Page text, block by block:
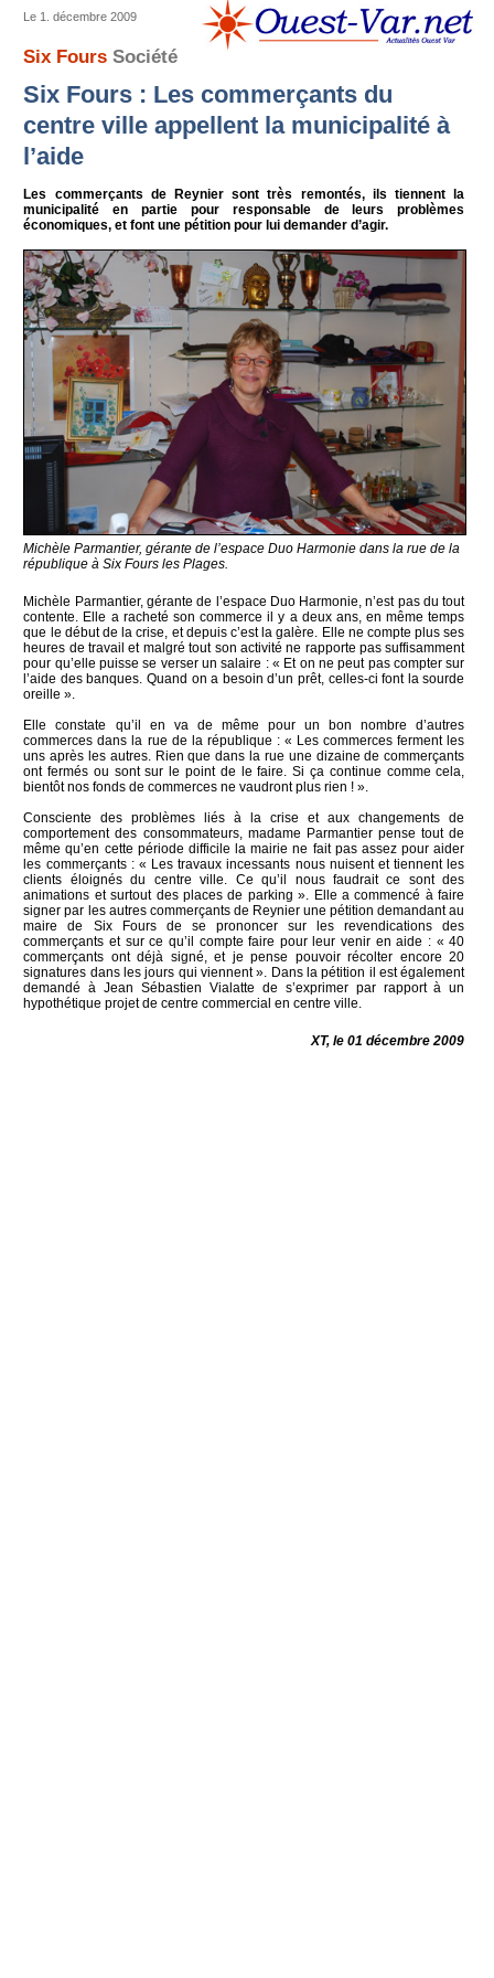
Le 1. décembre 2009
Six FoursSociété
Six Fours : Les commerçants du
centre ville appellent la municipalité à
l’aide
Les commerçants de Reynier sont très remontés, ils tiennent la
municipalité en partie pour responsable de leurs problèmes
économiques, et font une pétition pour lui demander d’agir.
Michèle Parmantier, gérante de l’espace Duo Harmonie dans la rue de la
république à Six Fours les Plages.
Michèle Parmantier, gérante de l’espace Duo Harmonie, n’est pas du tout
contente. Elle a racheté son commerce il y a deux ans, en même temps
que le début de la crise, et depuis c’est la galère. Elle ne compte plus ses
heures de travail et malgré tout son activité ne rapporte pas suffisamment
pour qu’elle puisse se verser un salaire : « Et on ne peut pas compter sur
l’aide des banques. Quand on a besoin d’un prêt, celles-ci font la sourde
oreille ».
Elle constate qu’il en va de même pour un bon nombre d’autres
commerces dans la rue de la république : « Les commerces ferment les
uns après les autres. Rien que dans la rue une dizaine de commerçants
ont fermés ou sont sur le point de le faire. Si ça continue comme cela,
bientôt nos fonds de commerces ne vaudront plus rien ! ».
Consciente des problèmes liés à la crise et aux changements de
comportement des consommateurs, madame Parmantier pense tout de
même qu’en cette période difficile la mairie ne fait pas assez pour aider
les commerçants : « Les travaux incessants nous nuisent et tiennent les
clients éloignés du centre ville. Ce qu’il nous faudrait ce sont des
animations et surtout des places de parking ». Elle a commencé à faire
signer par les autres commerçants de Reynier une pétition demandant au
maire de Six Fours de se prononcer sur les revendications des
commerçants et sur ce qu’il compte faire pour leur venir en aide : « 40
commerçants ont déjà signé, et je pense pouvoir récolter encore 20
signatures dans les jours qui viennent ». Dans la pétition il est également
demandé à Jean Sébastien Vialatte de s’exprimer par rapport à un
hypothétique projet de centre commercial en centre ville.
XT, le 01 décembre 2009